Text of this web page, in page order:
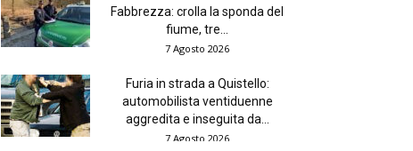
Fabbrezza: crolla la sponda del
fiume, tre...
7 Agosto 2026
Furia in strada a Quistello:
automobilista ventiduenne
aggredita e inseguita da...
7 Agosto 2026